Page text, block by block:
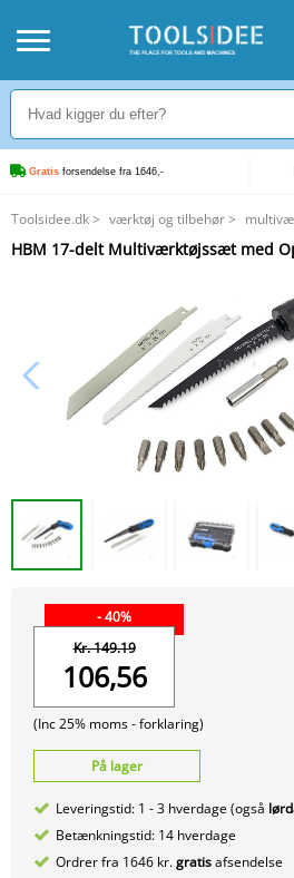
Gratis forsendelse fra 1646,-
Toolsidee.dk> værktøj og tilbehør>
HBM 17-delt Multiværktøjssæt med
HBM 17-delt Multiværktøjssæt med
- 40%
Kr. 149.19
106,56
(Inc 25% moms -forklaring)
På lager
Leveringstid: 1 - 3 hverdage (også
Betænkningstid: 14 hverdage
Ordrer fra 1646 kr.gratisafsendelse